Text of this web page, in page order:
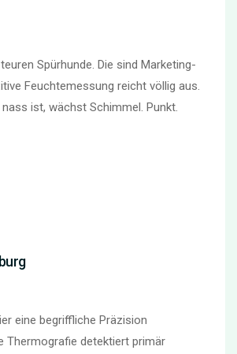
Spürhunde. Die sind Marketing-
Feuchtemessung reicht völlig aus.
nass ist, wächst Schimmel. Punkt.
eine begriffliche Präzision
Thermografie detektiert primär